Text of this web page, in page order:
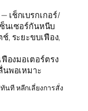
— เช็กเบรกเกอร์/
ซ็นเซอร์กันหนีบ
, ระยะขบเฟือง,
องมอเตอร์ตรง
นพอเหมาะ
ที หลีกเลี่ยงการสั่ง